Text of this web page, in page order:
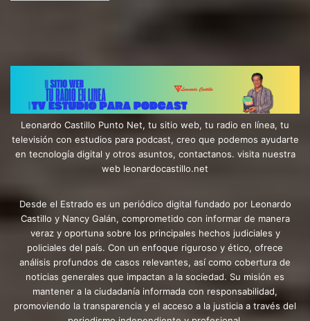
Leonardo Castillo Punto Net, tu sitio web, tu radio en línea, tu
televisión con estudios para podcast, creo que podemos ayudarte
en tecnología digital y otros asuntos, contactanos. visita nuestra
web leonardocastillo.net
Desde el Estrado es un periódico digital fundado por Leonardo
Castillo y Nancy Galán, comprometido con informar de manera
veraz y oportuna sobre los principales hechos judiciales y
policiales del país. Con un enfoque riguroso y ético, ofrece
análisis profundos de casos relevantes, así como cobertura de
noticias generales que impactan a la sociedad. Su misión es
mantener a la ciudadanía informada con responsabilidad,
promoviendo la transparencia y el acceso a la justicia a través del